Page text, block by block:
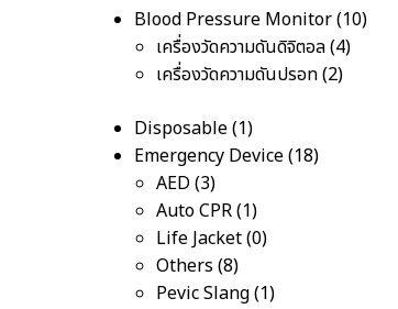
Blood Pressure Monitor 10
เครื่องวัดความดันดิจิตอล 4
เครื่องวัดความดันปรอท 2
Disposable 1
Emergency Device 18
AED 3
Auto CPR 1
Life Jacket 0
Others 8
Pevic Slang 1